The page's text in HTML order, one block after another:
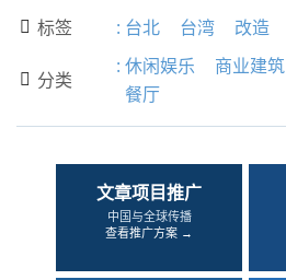
 标签 : 台北 台湾 改造
 分类
: 休闲娱乐 商业建筑
餐厅
文章项目推广
中国与全球传播
查看推广方案 →